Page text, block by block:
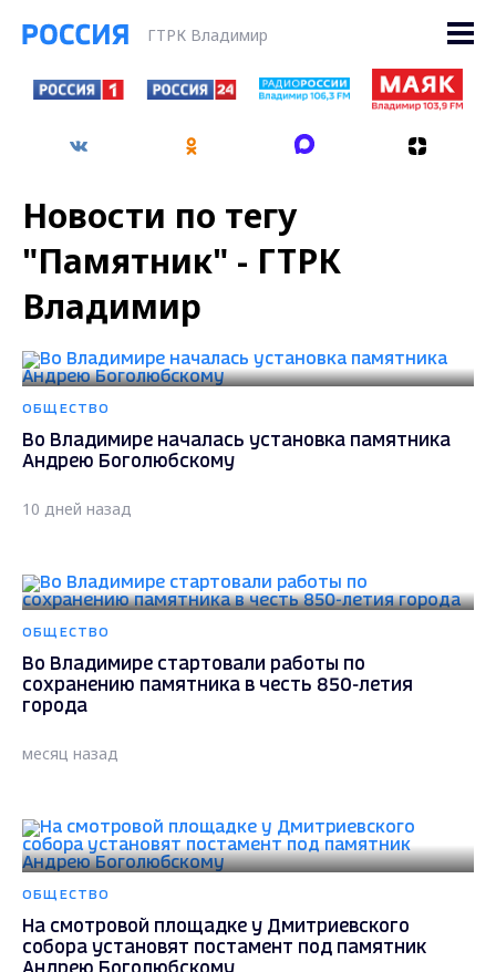
ГТРК Владимир
Новости по тегу
"Памятник" - ГТРК
Владимир
ОБЩЕСТВО
Во Владимире началась установка памятника
Андрею Боголюбскому
10 дней назад
ОБЩЕСТВО
Во Владимире стартовали работы по
сохранению памятника в честь 850-летия
города
месяц назад
ОБЩЕСТВО
На смотровой площадке у Дмитриевского
собора установят постамент под памятник